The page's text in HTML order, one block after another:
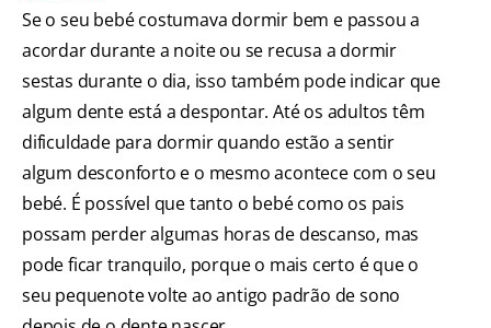
Se o seu bebé costumava dormir bem e passou a
acordar durante a noite ou se recusa a dormir
sestas durante o dia, isso também pode indicar que
algum dente está a despontar. Até os adultos têm
dificuldade para dormir quando estão a sentir
algum desconforto e o mesmo acontece com o seu
bebé. É possível que tanto o bebé como os pais
possam perder algumas horas de descanso, mas
pode ficar tranquilo, porque o mais certo é que o
seu pequenote volte ao antigo padrão de sono